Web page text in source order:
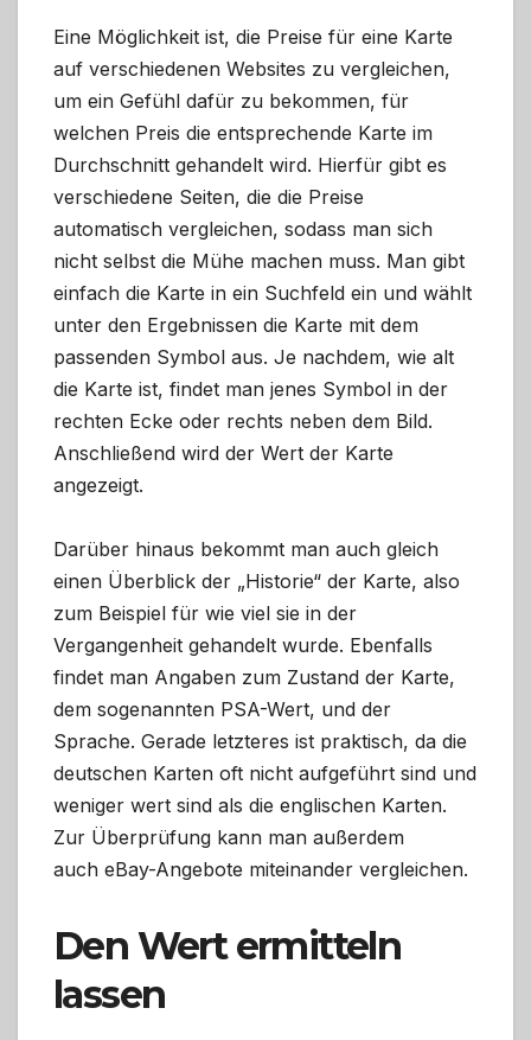
Eine Möglichkeit ist, die Preise für eine Karte
auf verschiedenen Websites zu vergleichen,
um ein Gefühl dafür zu bekommen, für
welchen Preis die entsprechende Karte im
Durchschnitt gehandelt wird. Hierfür gibt es
verschiedene Seiten, die die Preise
automatisch vergleichen, sodass man sich
nicht selbst die Mühe machen muss. Man gibt
einfach die Karte in ein Suchfeld ein und wählt
unter den Ergebnissen die Karte mit dem
passenden Symbol aus. Je nachdem, wie alt
die Karte ist, findet man jenes Symbol in der
rechten Ecke oder rechts neben dem Bild.
Anschließend wird der Wert der Karte
angezeigt.
Darüber hinaus bekommt man auch gleich
einen Überblick der „Historie“ der Karte, also
zum Beispiel für wie viel sie in der
Vergangenheit gehandelt wurde. Ebenfalls
findet man Angaben zum Zustand der Karte,
dem sogenannten PSA-Wert, und der
Sprache. Gerade letzteres ist praktisch, da die
deutschen Karten oft nicht aufgeführt sind und
weniger wert sind als die englischen Karten.
Zur Überprüfung kann man außerdem
auch eBay-Angebote miteinander vergleichen.
Den Wert ermitteln
lassen